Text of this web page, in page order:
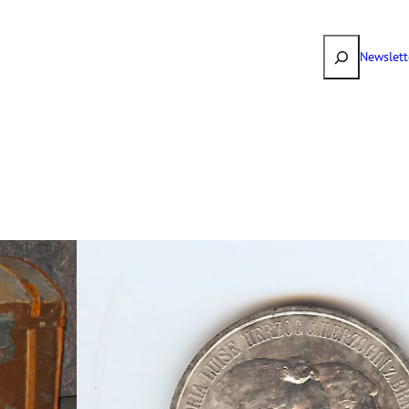
Suchen